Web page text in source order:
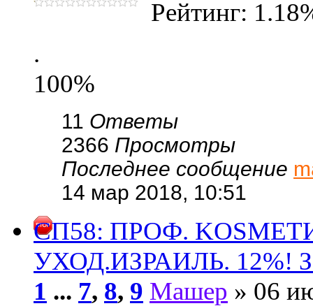
Рейтинг:
.
100%
11 Ответы
2366 Просмотры
Последнее сообщение
14 мар 2018, 10:51
СП58: ПРОФ.
УХОД.ИЗРАИЛЬ. 12%!
1 ... 7, 8, 9 Машер » 06